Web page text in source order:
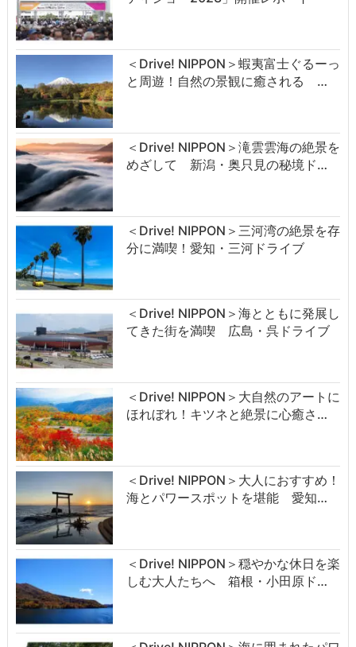
＜Drive! NIPPON＞蝦夷富士ぐるーっ
と周遊！自然の景観に癒される …
＜Drive! NIPPON＞滝雲雲海の絶景を
めざして 新潟・奥只見の秘境ド…
＜Drive! NIPPON＞三河湾の絶景を存
分に満喫！愛知・三河ドライブ
＜Drive! NIPPON＞海とともに発展し
てきた街を満喫 広島・呉ドライブ
＜Drive! NIPPON＞大自然のアートに
ほれぼれ！キツネと絶景に心癒さ…
＜Drive! NIPPON＞大人におすすめ！
海とパワースポットを堪能 愛知…
＜Drive! NIPPON＞穏やかな休日を楽
しむ大人たちへ 箱根・小田原ド…